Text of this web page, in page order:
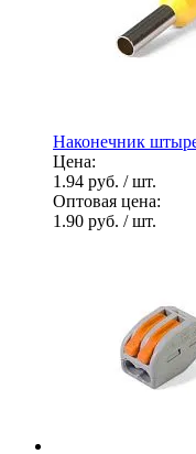
Наконечник
Цена:
1.94 руб. / шт.
Оптовая цена:
1.90 руб. / шт.